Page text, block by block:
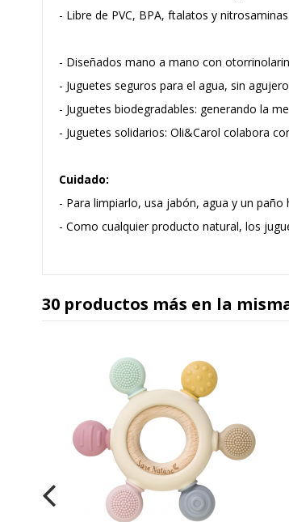
- Libre de PVC, BPA, ftalatos y
- Diseñados mano a mano con
- Juguetes seguros para el agua, sin
- Juguetes biodegradables: generando la
- Juguetes solidarios: Oli&Carol colabora
Cuidado:
- Para limpiarlo, usa jabón, agua y un
- Como cualquier producto natural, los
30 productos más en la